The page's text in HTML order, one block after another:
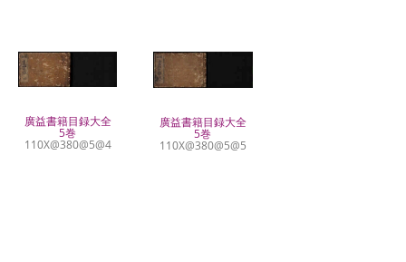
廣益書籍目録大全
5巻
110X@380@5@4
廣益書籍目録大全
5巻
110X@380@5@5